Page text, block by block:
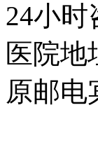
24小时
医院地
原邮电